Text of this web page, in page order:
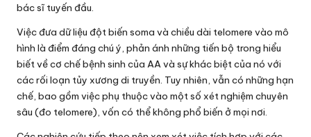
bác sĩ tuyến đầu.
Việc đưa dữ liệu đột biến soma và chiều dài telomere vào mô
hình là điểm đáng chú ý, phản ánh những tiến bộ trong hiểu
biết về cơ chế bệnh sinh của AA và sự khác biệt của nó với
các rối loạn tủy xương di truyền. Tuy nhiên, vẫn có những hạn
chế, bao gồm việc phụ thuộc vào một số xét nghiệm chuyên
sâu (đo telomere), vốn có thể không phổ biến ở mọi nơi.